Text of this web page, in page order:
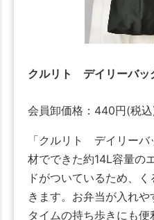
クルリト デイリーバッ
会員卸価格： 440円(税
「クルリト デイリーバ
材でできた約14L容量の
ドがついているため、
きます。お弁当が入れ
タイムの持ち歩きにも便